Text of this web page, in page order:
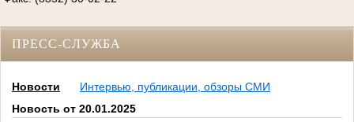
ПРЕСС-СЛУЖБА
Новости
Интервью, публикации, обзоры СМИ
Новость от 20.01.2025